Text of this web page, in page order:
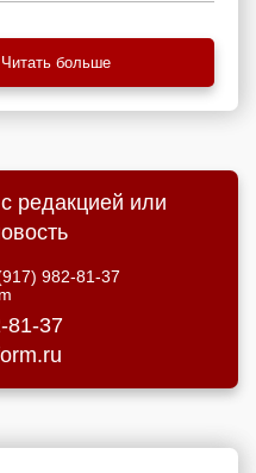
Читать больше
редакцией или
982-81-37
81-37